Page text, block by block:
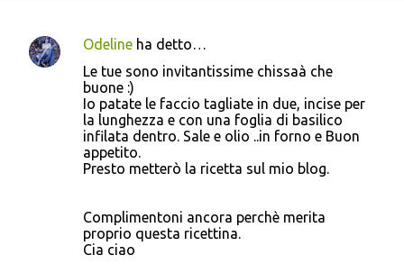
C
Odeline ha detto…
Le tue sono invitantissime chissaà che
buone :)
Io patate le faccio tagliate in due, incise per
la lunghezza e con una foglia di basilico
infilata dentro. Sale e olio ..in forno e Buon
appetito.
Presto metterò la ricetta sul mio blog.
Complimentoni ancora perchè merita
proprio questa ricettina.
Cia ciao